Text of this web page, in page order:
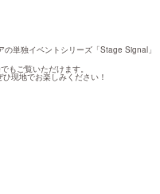
単独イベントシリーズ「Stage Signal」
もご覧いただけます。
現地でお楽しみください！